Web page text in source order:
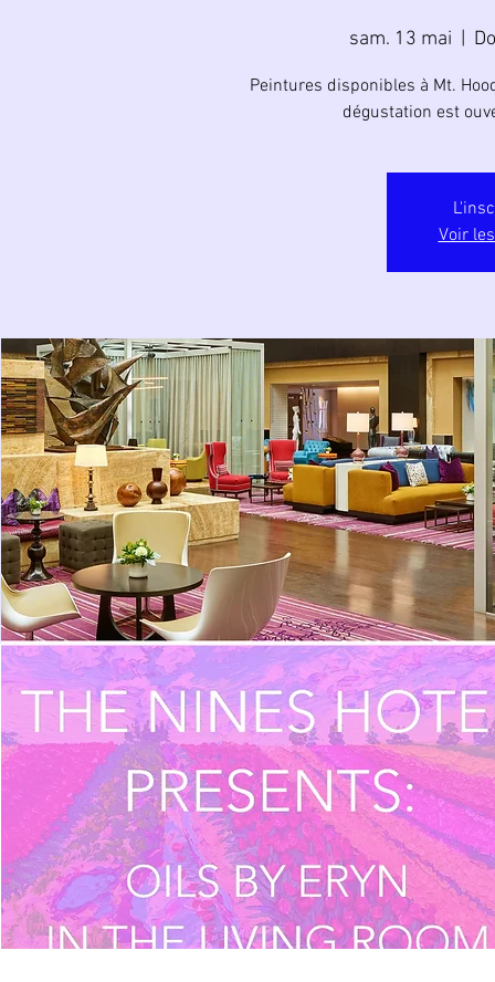
sam. 13 mai
Peintures disponibles à Mt.
dégustation est
Voir